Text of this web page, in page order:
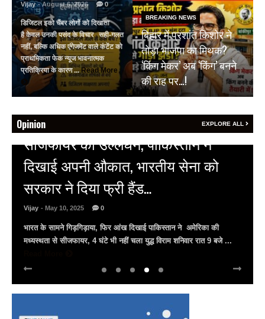
Vijay - August 6, 2026 0
डिजिटल इको चैंबर लोगों को दिखाता
है केवल उनकी पसंद के विचार सही-गलत
नहीं, बल्कि अधिक एंगेजमेंट वाले कंटेंट को
प्राथमिकता फेक न्यूज भावनात्मक
प्रतिक्रिया के कारण ... Read More
BREAKING NEWS
बिहार में प्रशांत किशोर ने
तोड़ा भाजपा का मिथक?
‘किंग मेकर’ अब ‘किंग’ बनने
की राह पर…!
Opinion EXPLORE ALL
HOT NEWS
अल्बर्ट हॉल पर राजस्थान दिवस समारोह,
राजस्थानी लोक कलाकारों ने बांधा समां…
Vijay - March 30, 2025
अल्बर्ट हॉल पर राज्यस्तरीय सांस्कृतिक संध्या का भव्य आयोजन, उमड़ा जन
सैलाब राज्यपाल हरिभाऊ किसनराव बागडे़, मुख्यमंत्री भजनलाल शर्मा और उप